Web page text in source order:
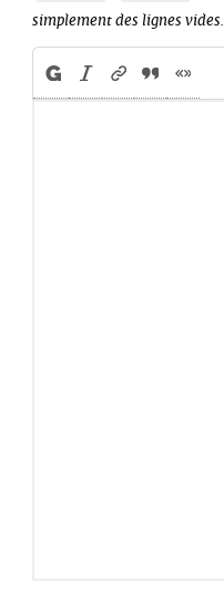
simplement des lignes vides.